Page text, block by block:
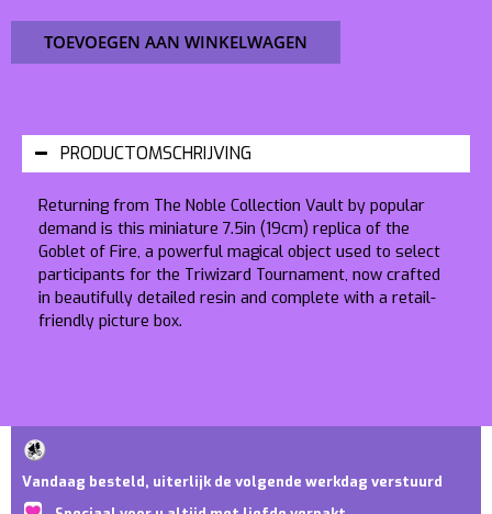
TOEVOEGEN AAN WINKELWAGEN
PRODUCTOMSCHRIJVING
Returning from The Noble Collection Vault by popular
demand is this miniature 7.5in (19cm) replica of the
Goblet of Fire, a powerful magical object used to select
participants for the Triwizard Tournament, now crafted
in beautifully detailed resin and complete with a retail-
friendly picture box.
Vandaag besteld, uiterlijk de volgende werkdag verstuurd